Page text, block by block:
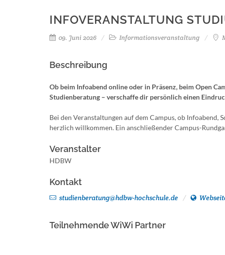
INFOVERANSTALTUNG
09. Juni 2026 Informationsveranstaltung
Beschreibung
Ob beim Infoabend online oder in Präsenz, beim Open
Studienberatung – verschaffe dir persönlich einen
Bei den Veranstaltungen auf dem Campus, ob Infoabend,
herzlich willkommen. Ein anschließender Campus-
Veranstalter
HDBW
Kontakt
studienberatung@hdbw-hochschule.de
Teilnehmende WiWi Partner